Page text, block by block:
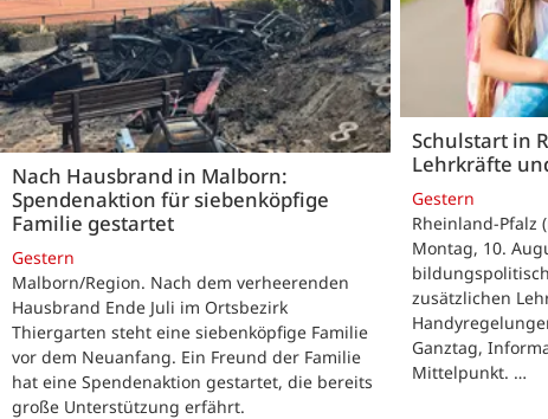
Nach Hausbrand in Malborn:
Spendenaktion für siebenköpfige
Familie gestartet
Gestern
Malborn/Region. Nach dem verheerenden
Hausbrand Ende Juli im Ortsbezirk
Thiergarten steht eine siebenköpfige Familie
vor dem Neuanfang. Ein Freund der Familie
hat eine Spendenaktion gestartet, die bereits
große Unterstützung erfährt.
Schulstart in
Lehrkräfte
Gestern
Rheinland-Pfalz
Montag, 10.
zusätzlichen
Ganztag,
Mittelpunkt. …